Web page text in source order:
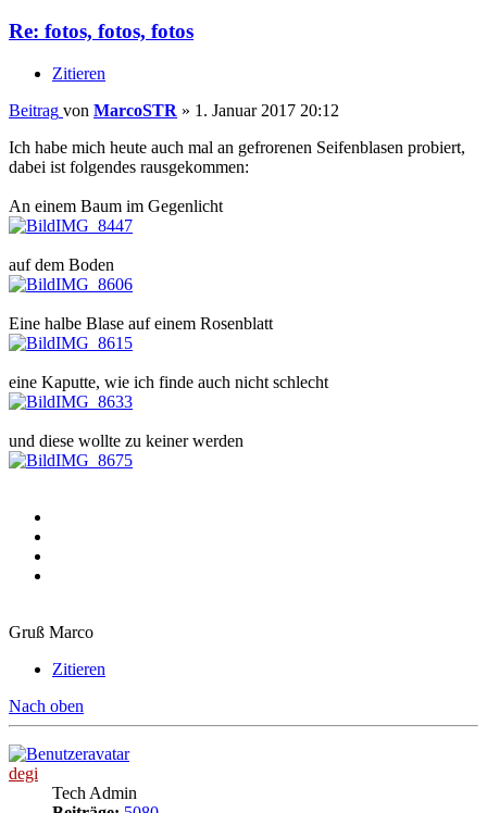
Re: fotos, fotos, fotos
Zitieren
Beitrag von MarcoSTR » 1. Januar 2017 20:12
Ich habe mich heute auch mal an gefrorenen Seifenblasen probiert,
dabei ist folgendes rausgekommen:
An einem Baum im Gegenlicht
IMG_8447
auf dem Boden
IMG_8606
Eine halbe Blase auf einem Rosenblatt
IMG_8615
eine Kaputte, wie ich finde auch nicht schlecht
IMG_8633
und diese wollte zu keiner werden
IMG_8675
Gruß Marco
Zitieren
Nach oben
degi
Tech Admin